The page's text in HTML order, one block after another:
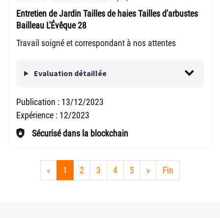
Entretien de Jardin Tailles de haies Tailles d'arbustes
Bailleau L'Évêque 28
Travail soigné et correspondant à nos attentes
Evaluation détaillée
Publication : 13/12/2023
Expérience : 12/2023
Sécurisé dans la blockchain
« 1 2 3 4 5 » Fin